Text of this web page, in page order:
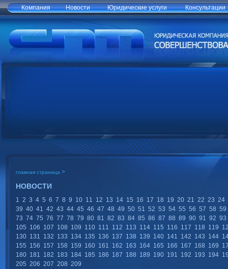
Компания Новости Юридические услуги Консультации
главная страница >
НОВОСТИ
1 2 3 4 5 6 7 8 9 10 11 12 13 14 15 16 17 18 19 20 21 22 23 24
39 40 41 42 43 44 45 46 47 48 49 50 51 52 53 54 55 56 57 58 59
73 74 75 76 77 78 79 80 81 82 83 84 85 86 87 88 89 90 91 92 93
105 106 107 108 109 110 111 112 113 114 115 116 117 118 119
130 131 132 133 134 135 136 137 138 139 140 141 142 143 144
155 156 157 158 159 160 161 162 163 164 165 166 167 168 169
180 181 182 183 184 185 186 187 188 189 190 191 192 193 194
205 206 207 208 209